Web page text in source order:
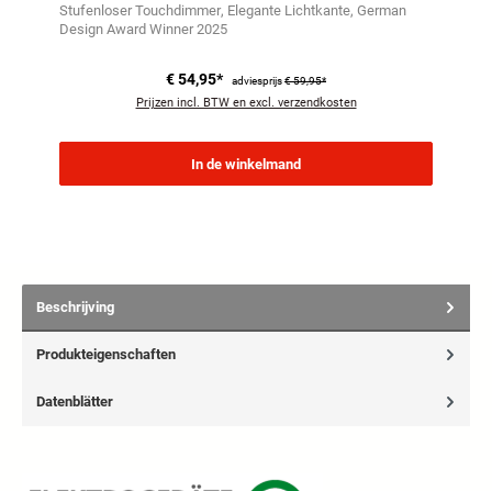
Stufenloser Touchdimmer Elegante Lichtkante German
Design Award Winner 2025
€ 54,95* adviesprijs€ 59,95*
Prijzen incl. BTW en excl. verzendkosten
In de winkelmand
Beschrijving
Produkteigenschaften
Datenblätter